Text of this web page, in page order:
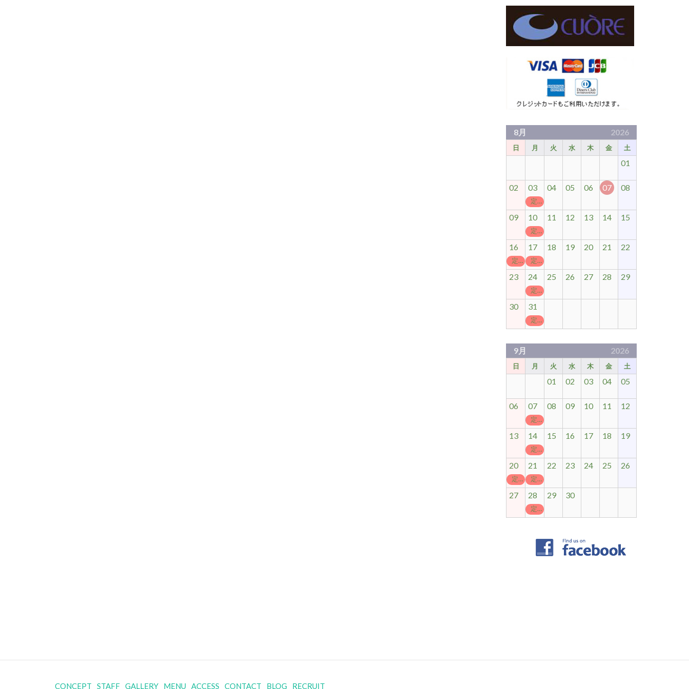
8月 2026
日 月 火 水 木 金 土
01
02 03
定休日
04 05 06 07 08
09 10
定休日
11 12 13 14 15
16
定休日
17
定休日
18 19 20 21 22
23 24
定休日
25 26 27 28 29
30 31
定休日
9月 2026
日 月 火 水 木 金 土
01 02 03 04 05
06 07
定休日
08 09 10 11 12
13 14
定休日
15 16 17 18 19
20
定休日
21
定休日
22 23 24 25 26
27 28
定休日
29 30
CONCEPT STAFF GALLERY MENU ACCESS CONTACT BLOG RECRUIT